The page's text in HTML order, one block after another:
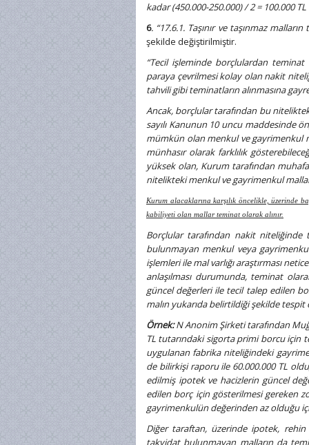
kadar (450.000-250.000) / 2 = 100.000
6. “17.6.1. Taşınır ve taşınmaz
şekilde değiştirilmiştir.
“Tecil işleminde borçlulardan
paraya çevrilmesi kolay olan nakit
tahvili gibi teminatların alınmasına
Ancak, borçlular tarafından bu
sayılı Kanunun 10 uncu maddesinde
mümkün olan menkul ve gayrimenkul
münhasır olarak farklılık
yüksek olan, Kurum tarafından
nitelikteki menkul ve gayrimenkul
Kurum alacaklarına karşılık öncelikle, üzerinde
kabiliyeti olan mallar teminat olarak alınır.
Borçlular tarafından nakit niteliğinde
bulunmayan menkul veya
işlemleri ile mal varlığı araştırması
anlaşılması durumunda, teminat
güncel değerleri ile tecil talep edilen
malın yukarıda belirtildiği şekilde
Örnek:N Anonim Şirketi tarafından
TL tutarındaki sigorta primi borcu için
uygulanan fabrika niteliğindeki
de bilirkişi raporu ile 60.000.000 TL
edilmiş ipotek ve hacizlerin güncel
edilen borç için gösterilmesi gereken
gayrimenkulün değerinden az olduğu
Diğer taraftan, üzerinde ipotek,
takyidat bulunmayan malların da